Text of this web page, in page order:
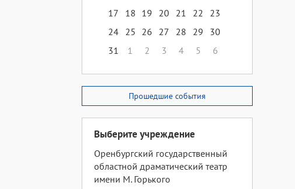
17
18 19 20 21 22
23
24 25 26 27 28 29
30
31
1 2 3 4 5 6
Прошедшие события
Выберите учреждение
Оренбургский государственный
областной драматический театр
имени М. Горького